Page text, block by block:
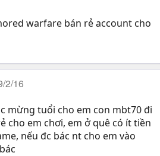
warfare bán rẻ account cho
2/16
mừng tuổi cho em con mbt70 đi
cho em chơi, em ở quê có ít tiền
nếu đc bác nt cho em vào